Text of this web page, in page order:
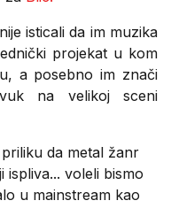
isticali da im muzika
projekat u kom
a posebno im znači
na velikoj sceni
da metal žanr
voleli bismo
u mainstream kao